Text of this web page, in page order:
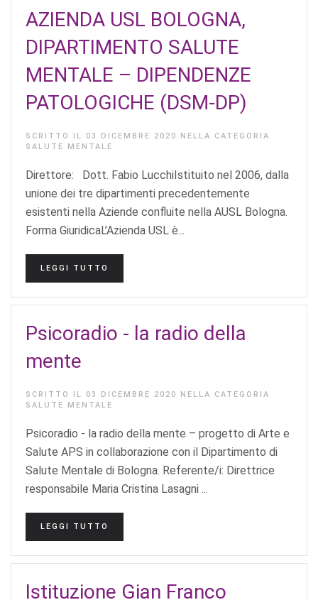
AZIENDA USL BOLOGNA,
DIPARTIMENTO SALUTE
MENTALE – DIPENDENZE
PATOLOGICHE (DSM-DP)
SCRITTO IL 03 DICEMBRE 2020
NELLA CATEGORIA
SALUTE MENTALE
Direttore: Dott. Fabio LucchiIstituito nel 2006, dalla
unione dei tre dipartimenti precedentemente
esistenti nella Aziende confluite nella AUSL Bologna.
Forma GiuridicaL’Azienda USL è...
LEGGI TUTTO
Psicoradio - la radio della
mente
SCRITTO IL 03 DICEMBRE 2020
NELLA CATEGORIA
SALUTE MENTALE
Psicoradio - la radio della mente – progetto di Arte e
Salute APS in collaborazione con il Dipartimento di
Salute Mentale di Bologna. Referente/i: Direttrice
responsabile Maria Cristina Lasagni ...
LEGGI TUTTO
Istituzione Gian Franco